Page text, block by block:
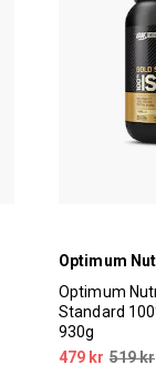
Optimum
Optimum
Standard
930g
479 kr 519 kr